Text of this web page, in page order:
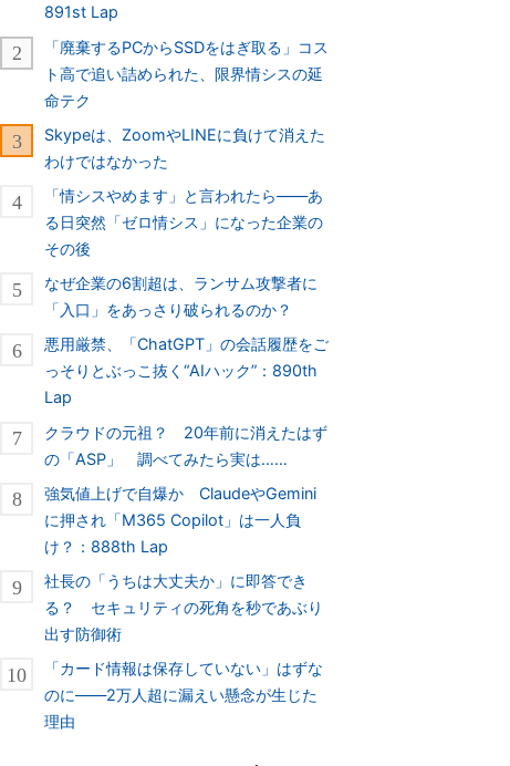
891st Lap
「廃棄するPCからSSDをはぎ取る」コス
ト高で追い詰められた、限界情シスの延
命テク
Skypeは、ZoomやLINEに負けて消えた
わけではなかった
「情シスやめます」と言われたら――あ
る日突然「ゼロ情シス」になった企業の
その後
なぜ企業の6割超は、ランサム攻撃者に
「入口」をあっさり破られるのか？
悪用厳禁、「ChatGPT」の会話履歴をご
っそりとぶっこ抜く“AIハック”：890th
Lap
クラウドの元祖？ 20年前に消えたはず
の「ASP」 調べてみたら実は……
強気値上げで自爆か ClaudeやGemini
に押され「M365 Copilot」は一人負
け？：888th Lap
社長の「うちは大丈夫か」に即答でき
る？ セキュリティの死角を秒であぶり
出す防御術
「カード情報は保存していない」はずな
のに――2万人超に漏えい懸念が生じた
理由